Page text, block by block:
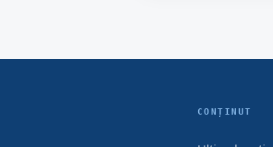
CONȚINUT